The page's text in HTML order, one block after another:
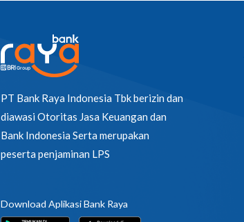
PT Bank Raya Indonesia Tbk berizin dan
diawasi Otoritas Jasa Keuangan dan
Bank Indonesia Serta merupakan
peserta penjaminan LPS
Download Aplikasi Bank Raya